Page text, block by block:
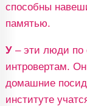
способны
памятью.
У– эти люди по
интровертам.
домашние
институте